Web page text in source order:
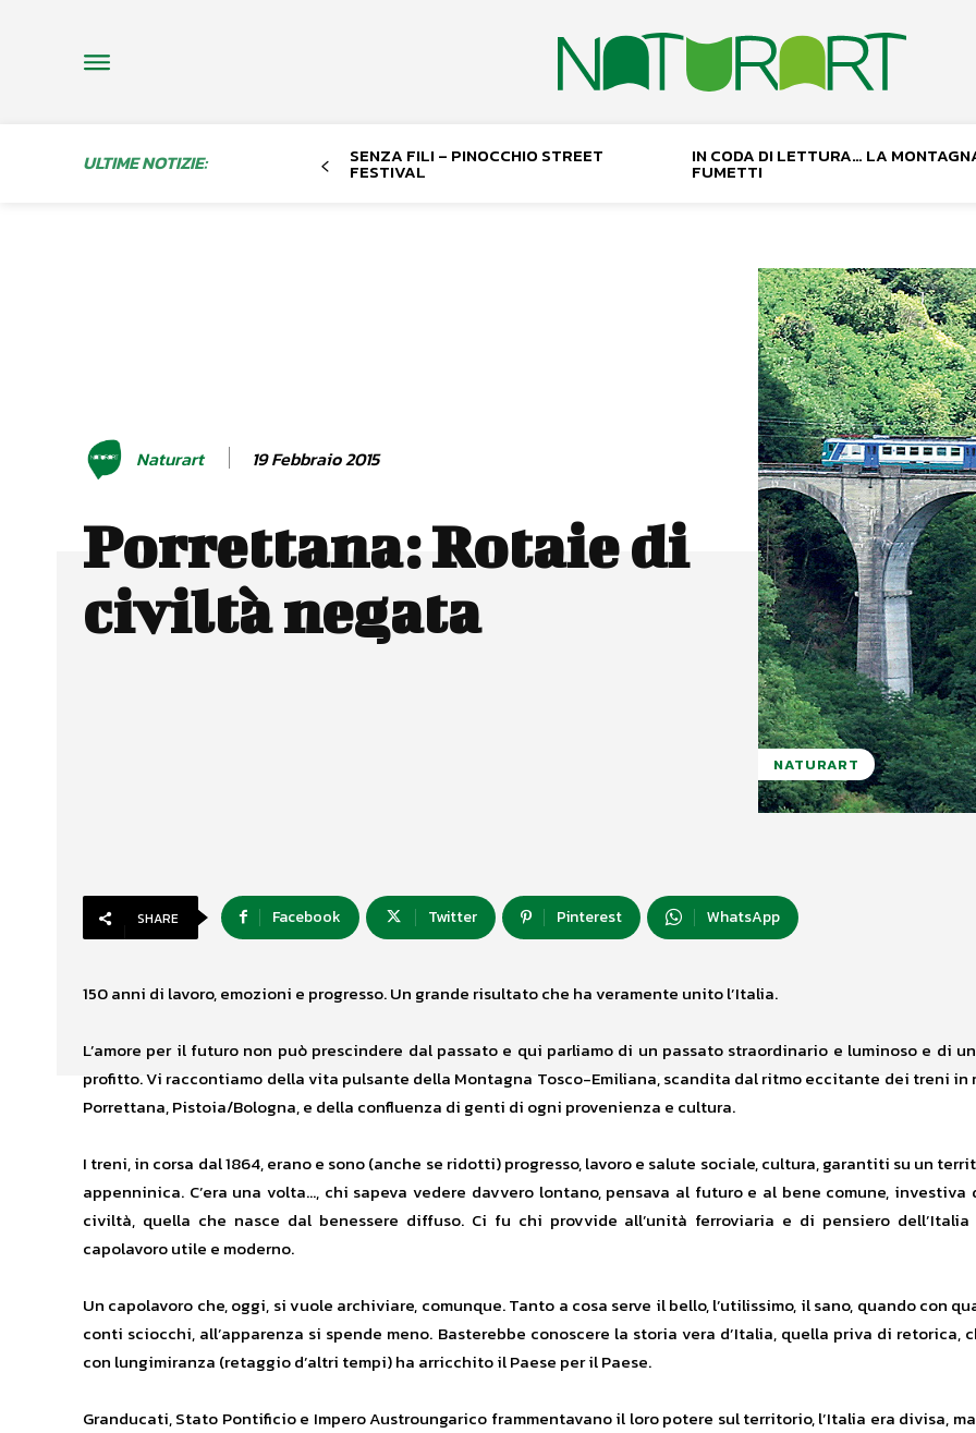
ULTIME NOTIZIE: SENZA FILI – PINOCCHIO STREET
FESTIVAL
IN CODA DI LETTURA… LA
FUMETTI
Naturart 19 Febbraio 2015
Porrettana: Rotaie di
civiltà negata
NATURART
SHARE Facebook Twitter Pinterest WhatsApp
150 anni di lavoro, emozioni e progresso. Un grande risultato che ha veramente unito l’Italia.
L’amore per il futuro non può prescindere dal passato e qui parliamo di un passato straordinario e luminoso e di
profitto. Vi raccontiamo della vita pulsante della Montagna Tosco-Emiliana, scandita dal ritmo eccitante dei treni
Porrettana, Pistoia/Bologna, e della confluenza di genti di ogni provenienza e cultura.
I treni, in corsa dal 1864, erano e sono (anche se ridotti) progresso, lavoro e salute sociale, cultura, garantiti su un
appenninica. C’era una volta…, chi sapeva vedere davvero lontano, pensava al futuro e al bene comune,
civiltà, quella che nasce dal benessere diffuso. Ci fu chi provvide all’unità ferroviaria e di pensiero
capolavoro utile e moderno.
Un capolavoro che, oggi, si vuole archiviare, comunque. Tanto a cosa serve il bello, l’utilissimo, il sano, quando con
conti sciocchi, all’apparenza si spende meno. Basterebbe conoscere la storia vera d’Italia, quella priva di
con lungimiranza (retaggio d’altri tempi) ha arricchito il Paese per il Paese.
Granducati, Stato Pontificio e Impero Austroungarico frammentavano il loro potere sul territorio, l’Italia era divisa,